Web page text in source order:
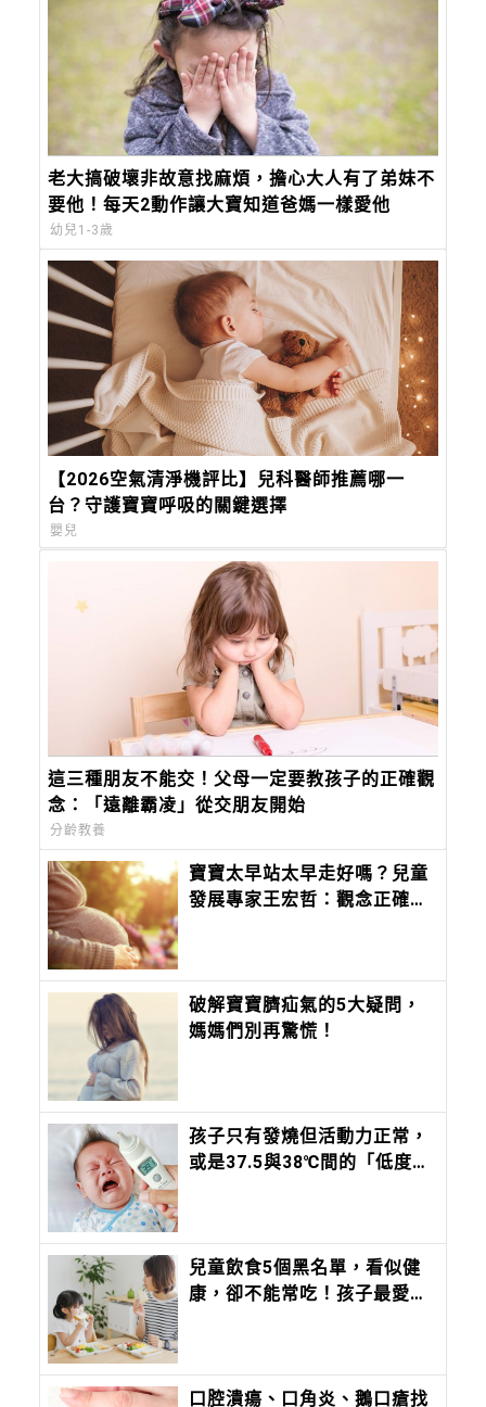
老大搞破壞非故意找麻煩，擔心大人有了弟妹不
要他！每天2動作讓大寶知道爸媽一樣愛他
幼兒1-3歲
【2026空氣清淨機評比】兒科醫師推薦哪一
台？守護寶寶呼吸的關鍵選擇
嬰兒
這三種朋友不能交！父母一定要教孩子的正確觀
念：「遠離霸凌」從交朋友開始
分齡教養
寶寶太早站太早走好嗎？兒童
發展專家王宏哲：觀念正確才
破解寶寶臍疝氣的5大疑問，
媽媽們別再驚慌！
孩子只有發燒但活動力正常，
或是37.5與38℃間的「低度發
兒童飲食5個黑名單，看似健
康，卻不能常吃！孩子最愛的
要筆記
口腔潰瘍、口角炎、鵝口瘡找